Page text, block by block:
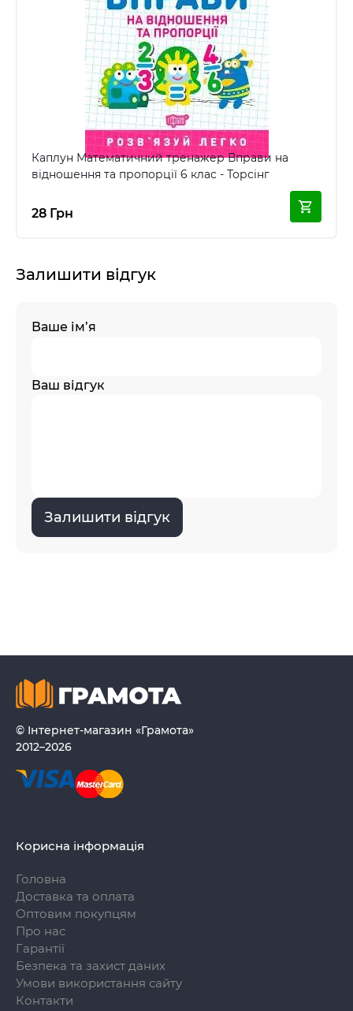
Каплун Математичний тренажер Вправи на
відношення та пропорції 6 клас - Торсінг
28 Грн
Залишити відгук
Ваше ім’я
Ваш відгук
Залишити відгук
© Інтернет-магазин «Грамота»
2012–2026
Корисна інформація
Головна
Доставка та оплата
Оптовим покупцям
Про нас
Гарантії
Безпека та захист даних
Умови використання сайту
Контакти